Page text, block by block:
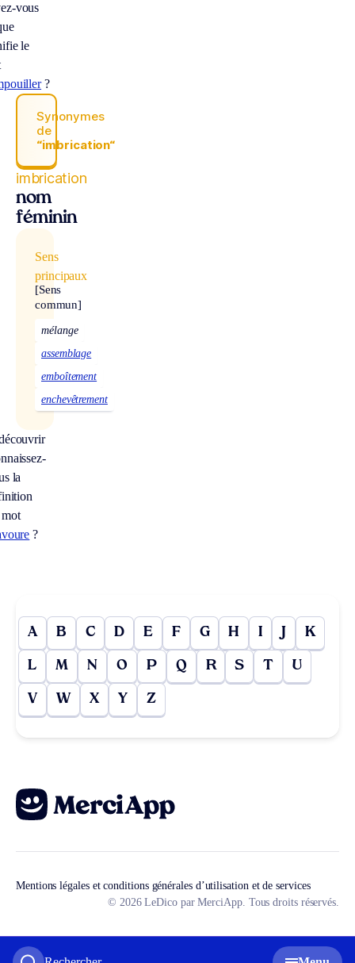
vous
le
?
Synonymes
de
“imbrication“
imbrication
nom
féminin
Sens
principaux
[Sens
commun]
mélange
assemblage
emboîtement
enchevêtrement
la
?
A B C D E F G H I J K
L M N O P Q R S T U
V W X Y Z
Mentions légales et conditions générales d’utilisation et de services
© 2026 LeDico par MerciApp. Tous droits réservés.